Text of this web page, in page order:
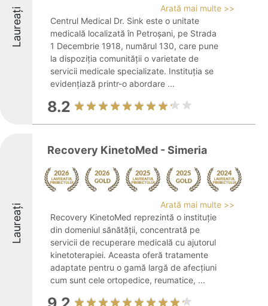
Laureați
Arată mai multe >>
Centrul Medical Dr. Sink este o unitate
medicală localizată în Petroșani, pe Strada
1 Decembrie 1918, numărul 130, care pune
la dispoziția comunității o varietate de
servicii medicale specializate. Instituția se
evidențiază printr-o abordare ...
8.2
Laureați
Recovery KinetoMed - Simeria
Arată mai multe >>
Recovery KinetoMed reprezintă o instituție
din domeniul sănătății, concentrată pe
servicii de recuperare medicală cu ajutorul
kinetoterapiei. Aceasta oferă tratamente
adaptate pentru o gamă largă de afecțiuni
cum sunt cele ortopedice, reumatice, ...